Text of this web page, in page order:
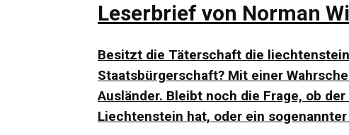
Leserbrief von Norman
Besitzt die Täterschaft die
Staatsbürgerschaft? Mit einer
Ausländer. Bleibt noch die Frage, ob
Liechtenstein hat, oder ein